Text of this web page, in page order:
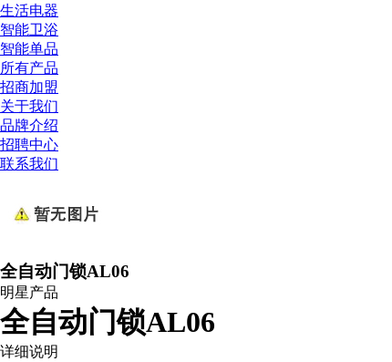
生活电器
智能卫浴
智能单品
所有产品
招商加盟
关于我们
品牌介绍
招聘中心
联系我们
全自动门锁AL06
明星产品
全自动门锁AL06
详细说明